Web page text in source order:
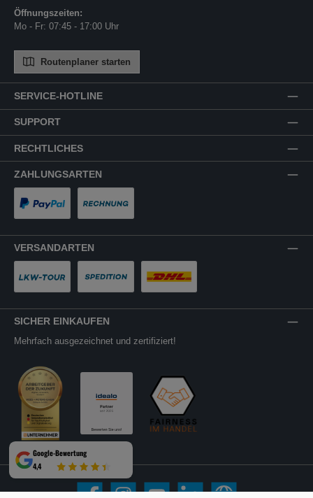
SERVICE-HOTLINE
SUPPORT
RECHTLICHES
ZAHLUNGSARTEN
VERSANDARTEN
Öffnungszeiten:
Mo - Fr: 07:45 - 17:00 Uhr
Routenplaner starten
SICHER EINKAUFEN
Mehrfach ausgezeichnet und zertifiziert!
Google-Bewertung
4,4